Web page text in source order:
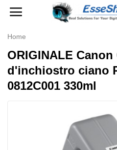
Toggle
Home
ORIGINALE
d'inchiostro ciano
0812C001 330ml